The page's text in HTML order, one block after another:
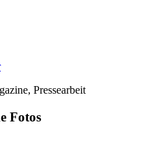
Pressearbeit
Fotos